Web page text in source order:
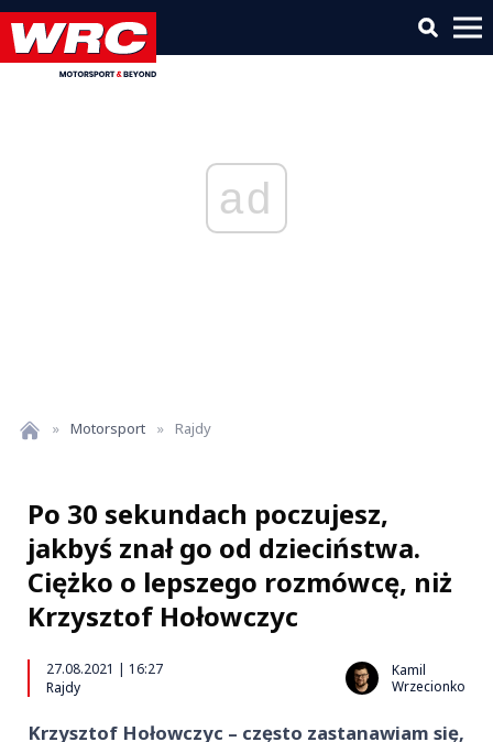
ad
» Motorsport » Rajdy
Po 30 sekundach poczujesz,
jakbyś znał go od dzieciństwa.
Ciężko o lepszego rozmówcę, niż
Krzysztof Hołowczyc
27.08.2021 | 16:27
Rajdy
Kamil
Wrzecionko
Krzysztof Hołowczyc – często zastanawiam się,